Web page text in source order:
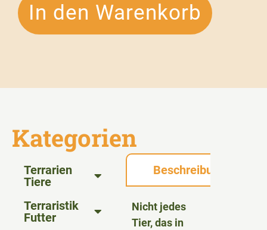
In den Warenkorb
Kategorien
Terrarien
Tiere
Terraristik
Futter
Beschreibung
Nicht jedes
Tier, das in